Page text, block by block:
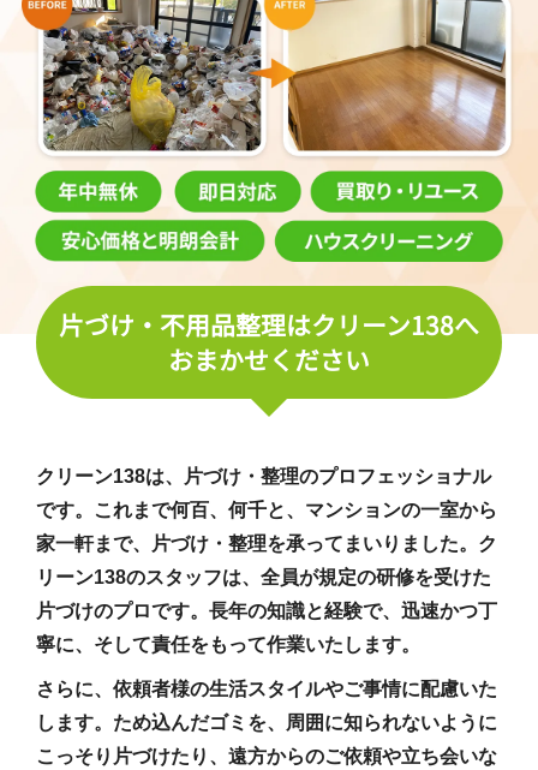
片づけ・不用品整理はクリーン138へ
おまかせください
クリーン138は、片づけ・整理のプロフェッショナル
です。これまで何百、何千と、マンションの一室から
家一軒まで、片づけ・整理を承ってまいりました。ク
リーン138のスタッフは、全員が規定の研修を受けた
片づけのプロです。長年の知識と経験で、迅速かつ丁
寧に、そして責任をもって作業いたします。
さらに、依頼者様の生活スタイルやご事情に配慮いた
します。ため込んだゴミを、周囲に知られないように
こっそり片づけたり、遠方からのご依頼や立ち会いな